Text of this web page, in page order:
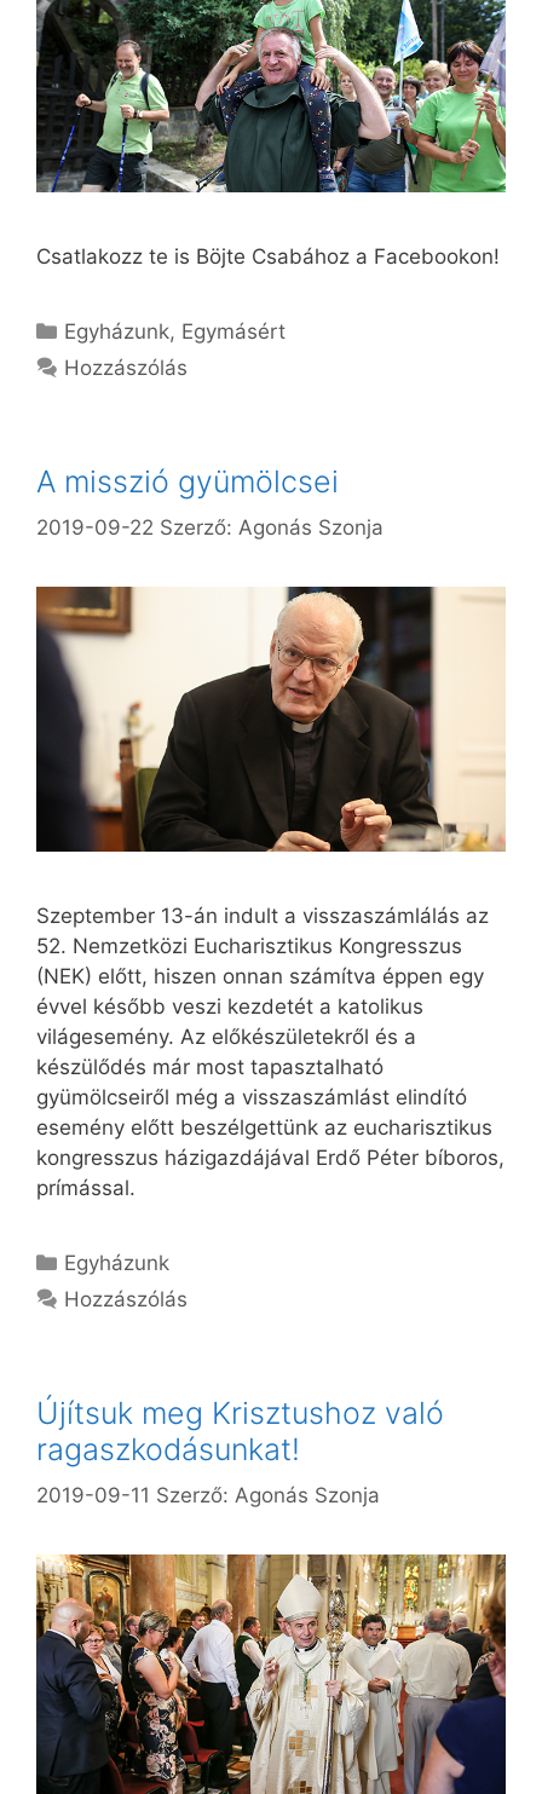
Csatlakozz te is Böjte Csabához a Facebookon!
Kategória
Egyházunk, Egymásért
Hozzászólás
A misszió gyümölcsei
2019-09-22 Szerző: Agonás Szonja
Szeptember 13-án indult a visszaszámlálás az
52. Nemzetközi Eucharisztikus Kongresszus
(NEK) előtt, hiszen onnan számítva éppen egy
évvel később veszi kezdetét a katolikus
világesemény. Az előkészületekről és a
készülődés már most tapasztalható
gyümölcseiről még a visszaszámlást elindító
esemény előtt beszélgettünk az eu­charisztikus
kongresszus házigazdájával Erdő Péter bíboros,
prímással.
Kategória
Egyházunk
Hozzászólás
Újítsuk meg Krisztushoz való
ragaszkodásunkat!
2019-09-11 Szerző: Agonás Szonja